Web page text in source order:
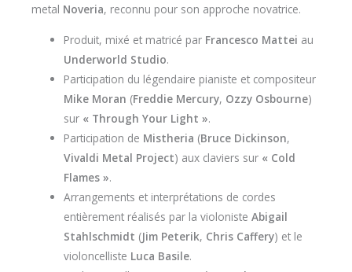
metal Noveria, reconnu pour son approche novatrice.
Produit, mixé et matricé par Francesco Mattei au
Underworld Studio.
Participation du légendaire pianiste et compositeur
Mike Moran (Freddie Mercury, Ozzy Osbourne)
sur « Through Your Light ».
Participation de Mistheria (Bruce Dickinson,
Vivaldi Metal Project) aux claviers sur « Cold
Flames ».
Arrangements et interprétations de cordes
entièrement réalisés par la violonisteAbigail
Stahlschmidt (Jim Peterik, Chris Caffery) et le
violoncelliste Luca Basile.